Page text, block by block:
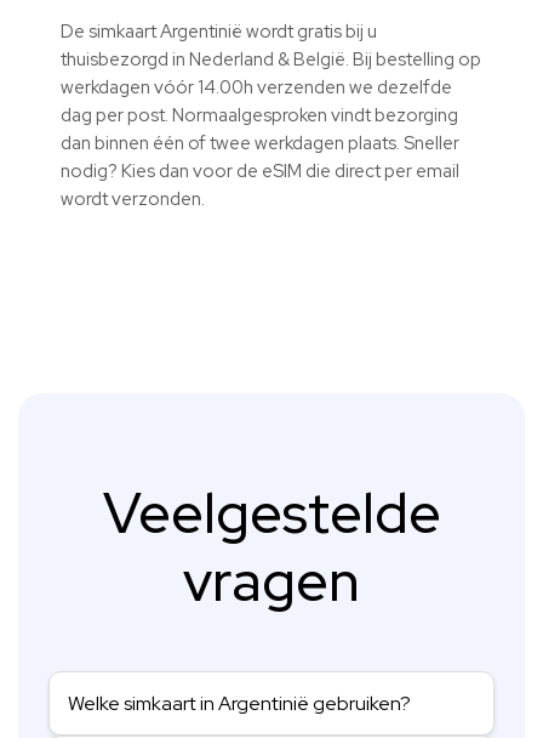
De simkaart Argentinië wordt gratis bij u
thuisbezorgd in Nederland & België. Bij bestelling op
werkdagen vóór 14.00h verzenden we dezelfde
dag per post. Normaalgesproken vindt bezorging
dan binnen één of twee werkdagen plaats. Sneller
nodig? Kies dan voor de eSIM die direct per email
wordt verzonden.
Veelgestelde
vragen
Welke simkaart in Argentinië gebruiken?